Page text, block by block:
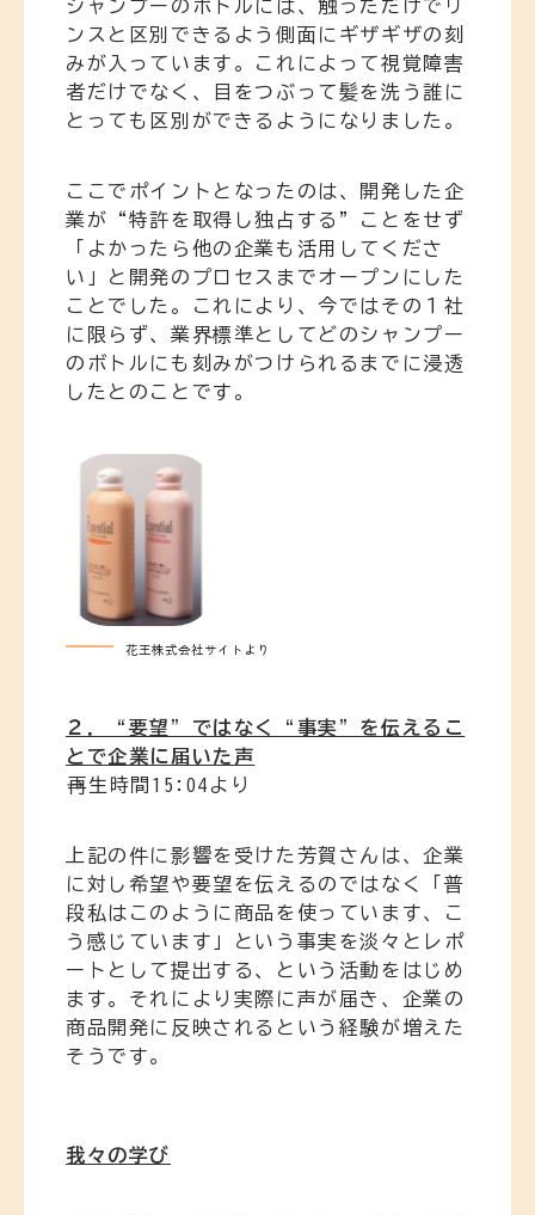
シャンプーのボトルには、触っただけでリ
ンスと区別できるよう側面にギザギザの刻
みが入っています。これによって視覚障害
者だけでなく、目をつぶって髪を洗う誰に
とっても区別ができるようになりました。
ここでポイントとなったのは、開発した企
業が“特許を取得し独占する”ことをせず
「よかったら他の企業も活用してくださ
い」と開発のプロセスまでオープンにした
ことでした。これにより、今ではその１社
に限らず、業界標準としてどのシャンプー
のボトルにも刻みがつけられるまでに浸透
したとのことです。
花王株式会社サイトより
２．“要望”ではなく“事実”を伝えるこ
とで企業に届いた声
→再生時間15:04より
上記の件に影響を受けた芳賀さんは、企業
に対し希望や要望を伝えるのではなく「普
段私はこのように商品を使っています、こ
う感じています」という事実を淡々とレポ
ートとして提出する、という活動をはじめ
ます。それにより実際に声が届き、企業の
商品開発に反映されるという経験が増えた
そうです。
我々の学び